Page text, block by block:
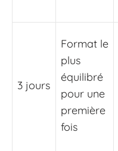
3 jours
Format le
plus
équilibré
pour une
première
fois